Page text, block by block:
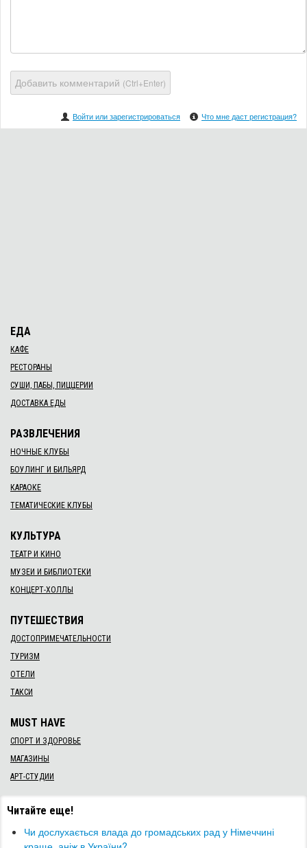
Добавить комментарий (Ctrl+Enter)
Войти или зарегистрироваться Что мне даст регистрация?
ЕДА
КАФЕ
РЕСТОРАНЫ
СУШИ, ПАБЫ, ПИЦЦЕРИИ
ДОСТАВКА ЕДЫ
РАЗВЛЕЧЕНИЯ
НОЧНЫЕ КЛУБЫ
БОУЛИНГ И БИЛЬЯРД
КАРАОКЕ
ТЕМАТИЧЕСКИЕ КЛУБЫ
КУЛЬТУРА
ТЕАТР И КИНО
МУЗЕИ И БИБЛИОТЕКИ
КОНЦЕРТ-ХОЛЛЫ
ПУТЕШЕСТВИЯ
ДОСТОПРИМЕЧАТЕЛЬНОСТИ
ТУРИЗМ
ОТЕЛИ
ТАКСИ
MUST HAVE
СПОРТ И ЗДОРОВЬЕ
МАГАЗИНЫ
АРТ-СТУДИИ
Читайте еще!
​Чи дослухається влада до громадських рад у Німеччині